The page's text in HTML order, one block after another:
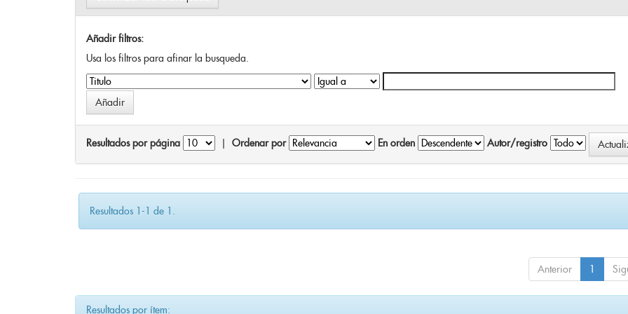
Añadir filtros:
Usa los filtros para afinar la busqueda.
Resultados por página Ordenar por En orden Autor/registro
Resultados 1-1 de 1.
Anterior 1
Resultados por ítem: